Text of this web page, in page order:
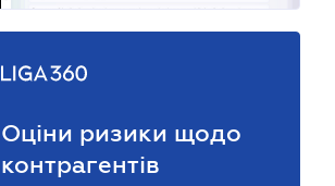
Оціни ризики щодо
контрагентів